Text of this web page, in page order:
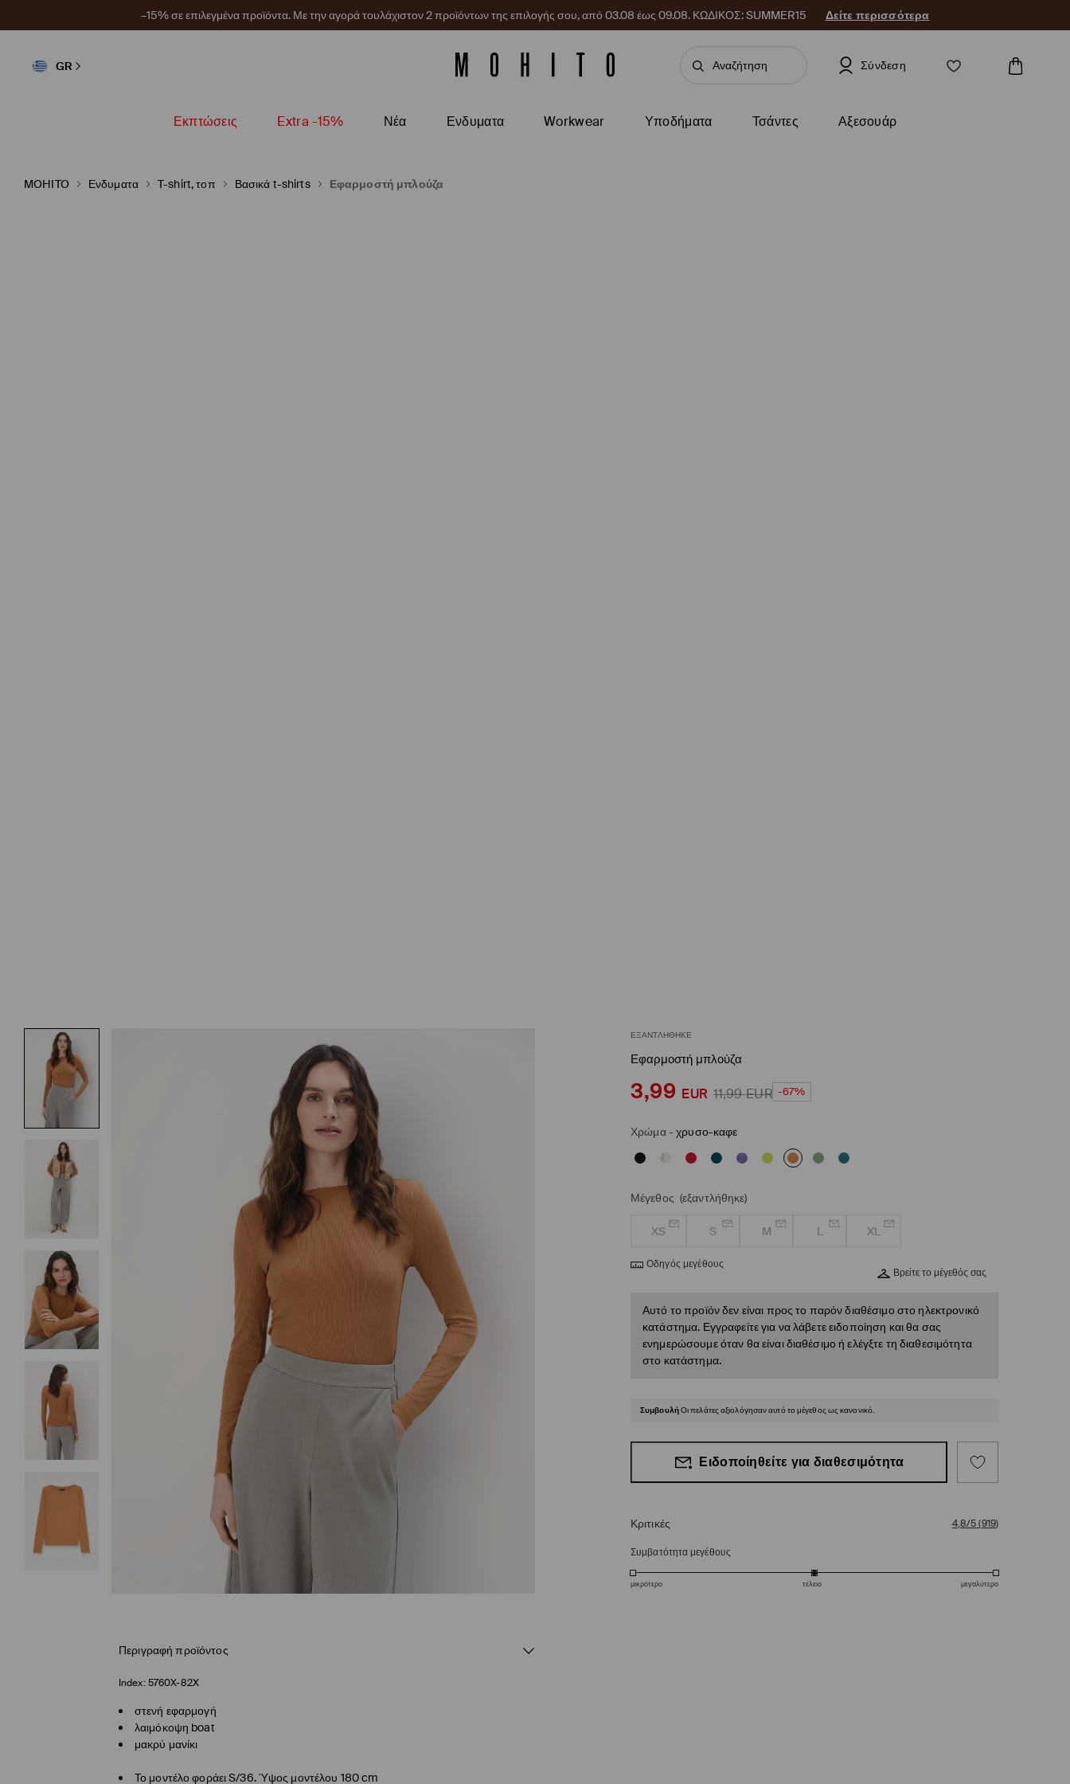
–15% σε επιλεγμένα προϊόντα. Με την αγορά τουλάχιστον 2 προϊόντων της επιλογής σου, από 03.08 έως 09.08. ΚΩΔΙΚΟΣ: SUMMER15 Δείτε περισσότερα
GR Σύνδεση
Εκπτώσεις Extra -15% Νέα Ενδυματα Workwear Υποδήματα Τσάντες Αξεσουάρ
MOHITO Ενδυματα T-shirt, τοπ Βασικά t-shirts Εφαρμοστή μπλούζα
ΕΞΑΝΤΛΉΘΗΚΕ
Εφαρμοστή μπλούζα
3,99 EUR 11,99EUR -67%
Χρώμα-χρυσο-καφε
Μέγεθος (εξαντλήθηκε)
XS S M L XL
Οδηγός μεγέθους
Βρείτε το μέγεθός σας
Αυτό το προϊόν δεν είναι προς το παρόν διαθέσιμο στο ηλεκτρονικό
κατάστημα. Εγγραφείτε για να λάβετε ειδοποίηση και θα σας
ενημερώσουμε όταν θα είναι διαθέσιμο ή ελέγξτε τη διαθεσιμότητα
στο κατάστημα.
ΣυμβουλήΟι πελάτες αξιολόγησαν αυτό το μέγεθος ως κανονικό.
Ειδοποίηθείτε για διαθεσιμότητα
Κριτικές 4,8/5(919)
Συμβατότητα μεγέθους
μικρότερο τέλειο μεγαλύτερο
Περιγραφή προϊόντος
Index: 5760X-82X
στενή εφαρμογή
λαιμόκοψη boat
μακρύ μανίκι
Το μοντέλο φοράει S/36. Ύψος μοντέλου 180 cm